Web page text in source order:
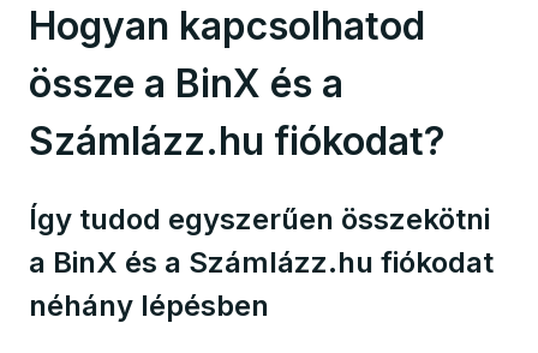
Hogyan kapcsolhatod
össze a BinX és a
Számlázz.hu fiókodat?
Így tudod egyszerűen összekötni
a BinX és a Számlázz.hu fiókodat
néhány lépésben